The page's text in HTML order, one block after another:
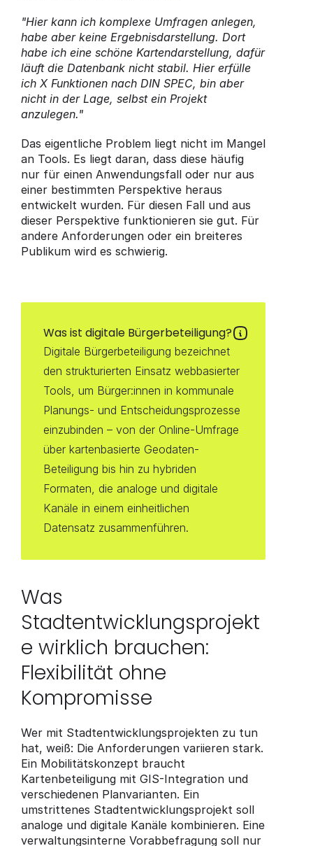
"Hier kann ich komplexe Umfragen anlegen,
habe aber keine Ergebnisdarstellung. Dort
habe ich eine schöne Kartendarstellung, dafür
läuft die Datenbank nicht stabil. Hier erfülle
ich X Funktionen nach DIN SPEC, bin aber
nicht in der Lage, selbst ein Projekt
anzulegen."
Das eigentliche Problem liegt nicht im Mangel
an Tools. Es liegt daran, dass diese häufig
nur für einen Anwendungsfall oder nur aus
einer bestimmten Perspektive heraus
entwickelt wurden. Für diesen Fall und aus
dieser Perspektive funktionieren sie gut. Für
andere Anforderungen oder ein breiteres
Publikum wird es schwierig.
Was ist digitale Bürgerbeteiligung?
Digitale Bürgerbeteiligung bezeichnet
den strukturierten Einsatz webbasierter
Tools, um Bürger:innen in kommunale
Planungs- und Entscheidungsprozesse
einzubinden – von der Online-Umfrage
über kartenbasierte Geodaten-
Beteiligung bis hin zu hybriden
Formaten, die analoge und digitale
Kanäle in einem einheitlichen
Datensatz zusammenführen.
Was
Stadtentwicklungsprojekt
e wirklich brauchen:
Flexibilität ohne
Kompromisse
Wer mit Stadtentwicklungsprojekten zu tun
hat, weiß: Die Anforderungen variieren stark.
Ein Mobilitätskonzept braucht
Kartenbeteiligung mit GIS-Integration und
verschiedenen Planvarianten. Ein
umstrittenes Stadtentwicklungsprojekt soll
analoge und digitale Kanäle kombinieren. Eine
verwaltungsinterne Vorabbefragung soll nur